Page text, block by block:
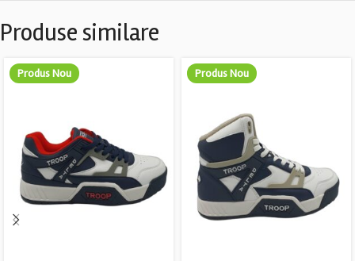
Produse similare
Produs Nou Produs Nou